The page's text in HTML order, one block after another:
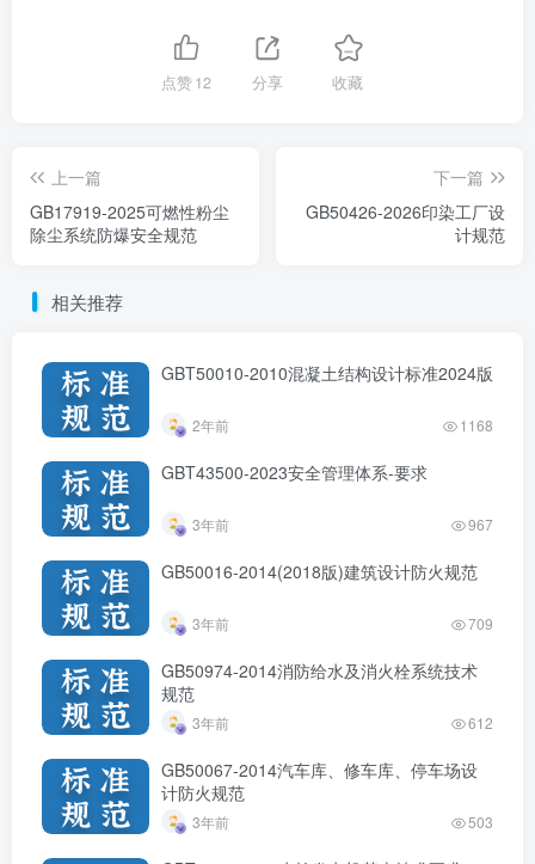
点赞12 分享 收藏
上一篇
GB17919-2025可燃性粉尘
除尘系统防爆安全规范
下一篇
GB50426-2026印染工厂设
计规范
相关推荐
GBT50010-2010混凝土结构设计标准2024版
2年前 1168
GBT43500-2023安全管理体系-要求
3年前 967
GB50016-2014(2018版)建筑设计防火规范
3年前 709
GB50974-2014消防给水及消火栓系统技术
规范
3年前 612
GB50067-2014汽车库、修车库、停车场设
计防火规范
3年前 503